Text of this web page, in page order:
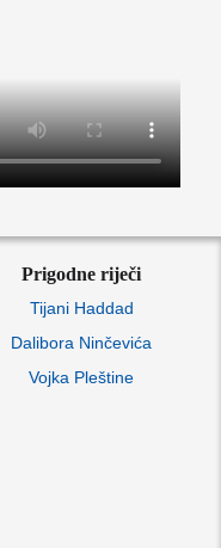
Prigodne riječi
Tijani Haddad
Dalibora Ninčevića
Vojka Pleštine